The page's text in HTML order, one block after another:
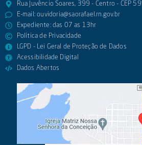
Rua Juvêncio Soares, 399 - Centro - CEP
E-mail:ouvidoria@saorafael.rn.gov.br
Expediente: das 07 as 13hr
Política de Privacidade
LGPD - Lei Geral de Proteção de Dados
Acessibilidade Digital
Dados Abertos